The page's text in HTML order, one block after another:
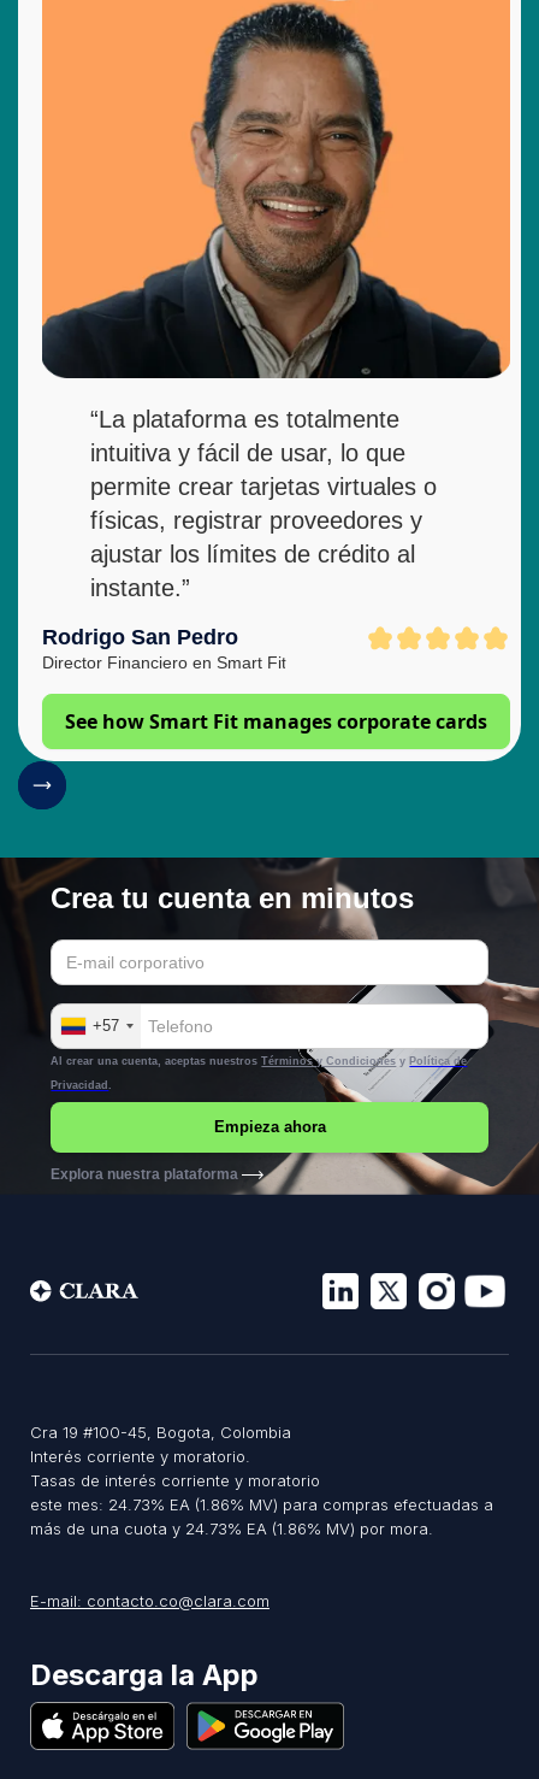
“La plataforma es totalmente
intuitiva y fácil de usar, lo que
permite crear tarjetas virtuales o
físicas, registrar proveedores y
ajustar los límites de crédito al
instante.”
Rodrigo San Pedro
Director Financiero en Smart Fit
See how Smart Fit manages corporate cards
Crea tu cuenta en minutos
+57
Al crear una cuenta, aceptas nuestrosTérminos y Condiciones y Política de
Privacidad
Explora nuestra plataforma
Cra 19 #100-45, Bogota, Colombia
Interés corriente y moratorio.
Tasas de interés corriente y moratorio
este mes: 24.73% EA (1.86% MV) para compras efectuadas a
más de una cuota y 24.73% EA (1.86% MV) por mora.
E-mail: contacto.co@clara.com
Descarga la App